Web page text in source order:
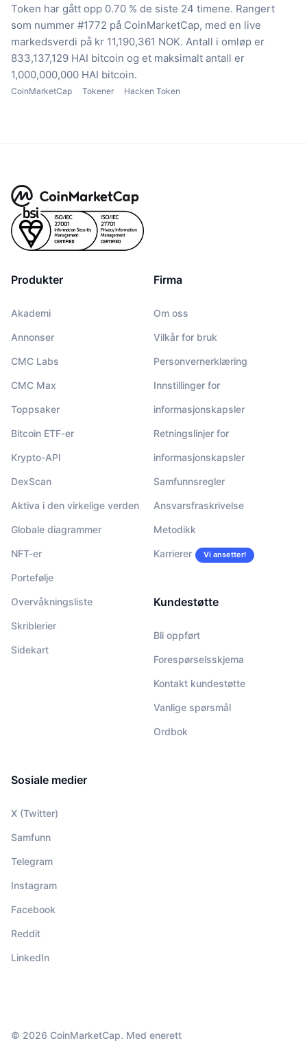
Token har gått opp 0.70 % de siste 24 timene. Rangert
som nummer #1772 på CoinMarketCap, med en live
markedsverdi på kr 11,190,361 NOK. Antall i omløp er
833,137,129 HAI bitcoin og et maksimalt antall er
1,000,000,000 HAI bitcoin.
CoinMarketCap Tokener Hacken Token
Produkter
Akademi
Annonser
CMC Labs
CMC Max
Toppsaker
Bitcoin ETF-er
Krypto-API
DexScan
Aktiva i den virkelige verden
Globale diagrammer
NFT-er
Portefølje
Overvåkningsliste
Skriblerier
Sidekart
Firma
Om oss
Vilkår for bruk
Personvernerklæring
Innstillinger for
informasjonskapsler
Retningslinjer for
informasjonskapsler
Samfunnsregler
Ansvarsfraskrivelse
Metodikk
Karrierer Vi ansetter!
Kundestøtte
Bli oppført
Forespørselsskjema
Kontakt kundestøtte
Vanlige spørsmål
Ordbok
Sosiale medier
X (Twitter)
Samfunn
Telegram
Instagram
Facebook
Reddit
LinkedIn
© 2026 CoinMarketCap. Med enerett